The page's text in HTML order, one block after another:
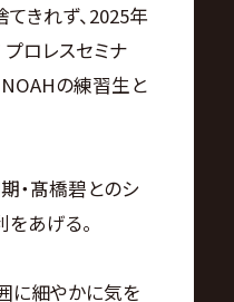
きれず、2025年
プロレスセミナ
NOAHの練習生と
・髙橋碧とのシ
あげる。
に細やかに気を